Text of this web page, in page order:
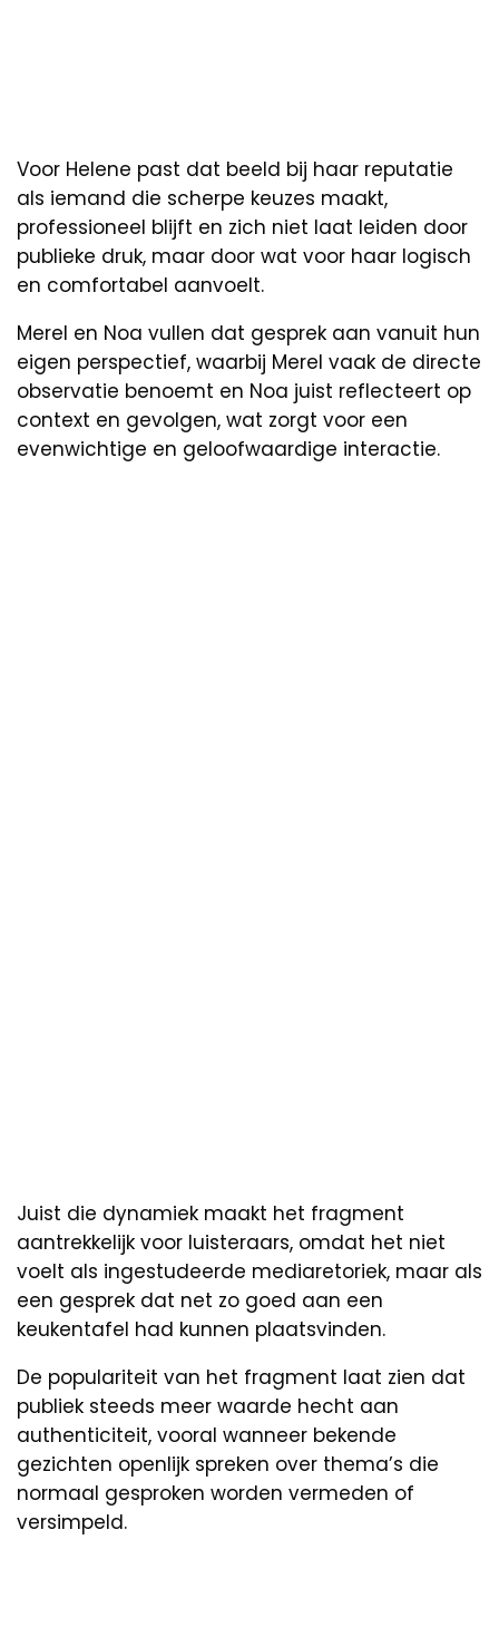
Voor Helene past dat beeld bij haar reputatie
als iemand die scherpe keuzes maakt,
professioneel blijft en zich niet laat leiden door
publieke druk, maar door wat voor haar logisch
en comfortabel aanvoelt.
Merel en Noa vullen dat gesprek aan vanuit hun
eigen perspectief, waarbij Merel vaak de directe
observatie benoemt en Noa juist reflecteert op
context en gevolgen, wat zorgt voor een
evenwichtige en geloofwaardige interactie.
Juist die dynamiek maakt het fragment
aantrekkelijk voor luisteraars, omdat het niet
voelt als ingestudeerde mediaretoriek, maar als
een gesprek dat net zo goed aan een
keukentafel had kunnen plaatsvinden.
De populariteit van het fragment laat zien dat
publiek steeds meer waarde hecht aan
authenticiteit, vooral wanneer bekende
gezichten openlijk spreken over thema’s die
normaal gesproken worden vermeden of
versimpeld.